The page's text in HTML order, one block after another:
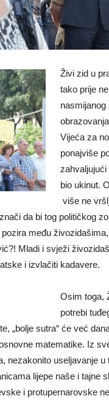
Živi zid u
tako prije
Vijeća za
ponajviše
zahvaljujući
bio ukinut.
više ne
da bi tog političkog
među
Mladi i svježi
i izvlačiti kadavere.
Osim toga,
potrebi
„bolje sutra“ će već
matematike. Iz
nezakonito useljavanje
lijepe naše i tajne
i protupernarovske